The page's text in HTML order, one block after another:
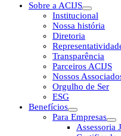
Sobre a ACIJS
Institucional
Nossa história
Diretoria
Transparência
Parceiros ACIJS
Nossos
Orgulho de Ser
ESG
Benefícios
Para Empresas
Assessoria